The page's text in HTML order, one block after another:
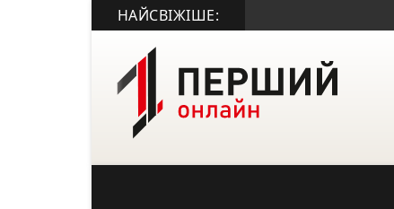
НАЙСВІЖІШЕ: